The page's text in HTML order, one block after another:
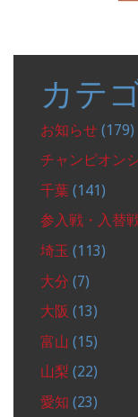
カテ
お知らせ (179)
チャンピオン
千葉 (141)
参入戦・入替
埼玉 (113)
大分 (7)
大阪 (13)
富山 (15)
山梨 (22)
愛知 (23)